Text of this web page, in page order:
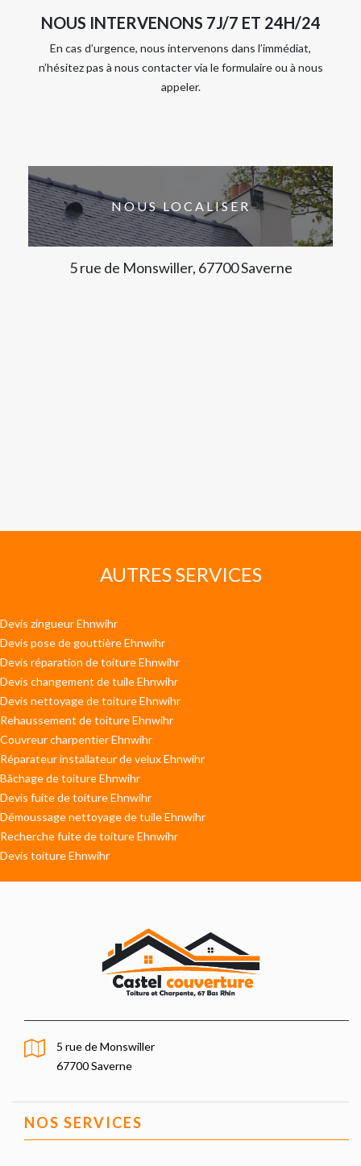
NOUS INTERVENONS 7J/7 ET 24H/24
En cas d’urgence, nous intervenons dans l’immédiat,
n’hésitez pas à nous contacter via le formulaire ou à nous
appeler.
NOUS LOCALISER
5 rue de Monswiller, 67700 Saverne
AUTRES SERVICES
Devis zingueur Ehnwihr
Devis pose de gouttière Ehnwihr
Devis réparation de toiture Ehnwihr
Devis changement de tuile Ehnwihr
Devis nettoyage de toiture Ehnwihr
Rehaussement de toiture Ehnwihr
Couvreur charpentier Ehnwihr
Réparateur installateur de velux Ehnwihr
Bâchage de toiture Ehnwihr
Devis fuite de toiture Ehnwihr
Démoussage nettoyage de tuile Ehnwihr
Recherche fuite de toiture Ehnwihr
Devis toiture Ehnwihr
5 rue de Monswiller
67700 Saverne
NOS SERVICES